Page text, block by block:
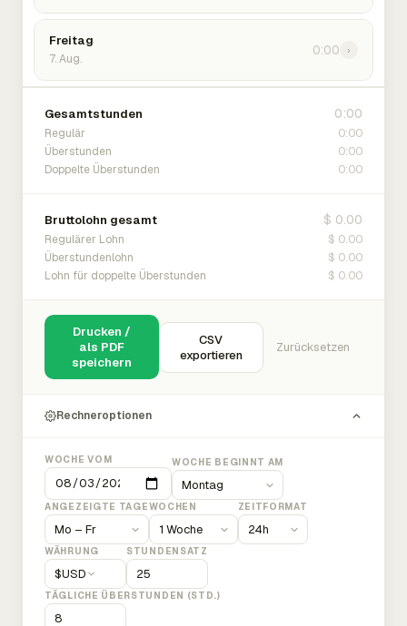
Freitag
7. Aug.
0:00 ›
Gesamtstunden 0:00
Regulär 0:00
Überstunden 0:00
Doppelte Überstunden 0:00
Bruttolohn gesamt $ 0.00
Regulärer Lohn $ 0.00
Überstundenlohn $ 0.00
Lohn für doppelte Überstunden $ 0.00
Drucken /
als PDF
speichern
CSV
exportieren
Zurücksetzen
Rechneroptionen
WOCHE VOM WOCHE BEGINNT AM
ANGEZEIGTE TAGEWOCHEN ZEITFORMAT
WÄHRUNG
$USD
STUNDENSATZ
TÄGLICHE ÜBERSTUNDEN (STD.)